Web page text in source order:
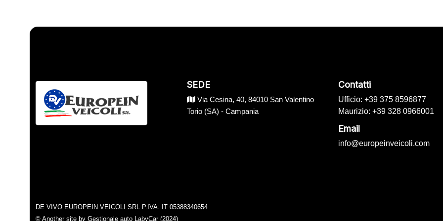
SEDE
Via Cesina, 40, 84010 San Valentino
Torio (SA) - Campania
Contatti
Ufficio: +39 375 8596877
Maurizio: +39 328 0966001
Email
info@europeinveicoli.com
DE VIVO EUROPEIN VEICOLI SRL P.IVA: IT 05388340654
© Another site by Gestionale auto LabyCar (2024)